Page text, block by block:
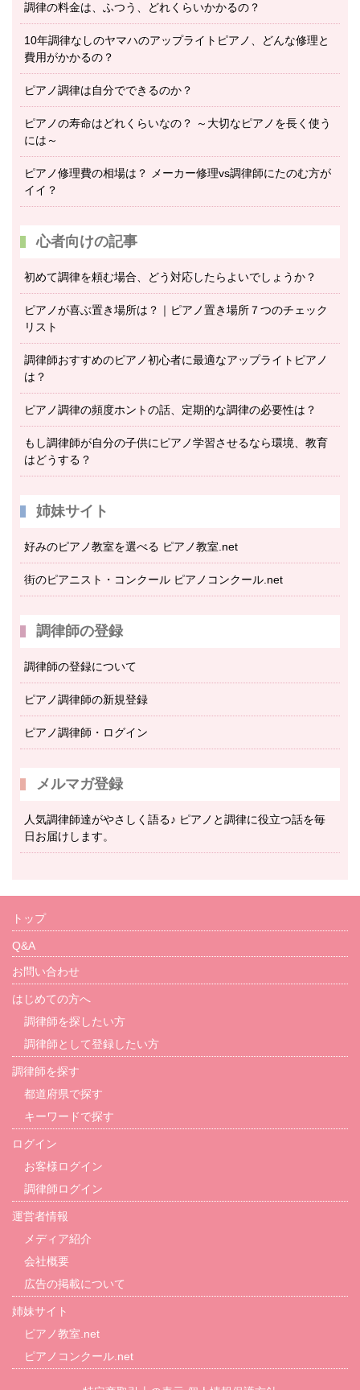
調律の料金は、ふつう、どれくらいかかるの？
10年調律なしのヤマハのアップライトピアノ、どんな修理と
費用がかかるの？
ピアノ調律は自分でできるのか？
ピアノの寿命はどれくらいなの？ ～大切なピアノを長く使う
には～
ピアノ修理費の相場は？ メーカー修理vs調律師にたのむ方が
イイ？
心者向けの記事
初めて調律を頼む場合、どう対応したらよいでしょうか？
ピアノが喜ぶ置き場所は？｜ピアノ置き場所７つのチェック
リスト
調律師おすすめのピアノ初心者に最適なアップライトピアノ
は？
ピアノ調律の頻度ホントの話、定期的な調律の必要性は？
もし調律師が自分の子供にピアノ学習させるなら環境、教育
はどうする？
姉妹サイト
好みのピアノ教室を選べる ピアノ教室.net
街のピアニスト・コンクール ピアノコンクール.net
調律師の登録
調律師の登録について
ピアノ調律師の新規登録
ピアノ調律師・ログイン
メルマガ登録
人気調律師達がやさしく語る♪ ピアノと調律に役立つ話を毎
日お届けします。
トップ
Q&A
お問い合わせ
はじめての方へ
調律師を探したい方
調律師として登録したい方
調律師を探す
都道府県で探す
キーワードで探す
ログイン
お客様ログイン
調律師ログイン
運営者情報
メディア紹介
会社概要
広告の掲載について
姉妹サイト
ピアノ教室.net
ピアノコンクール.net